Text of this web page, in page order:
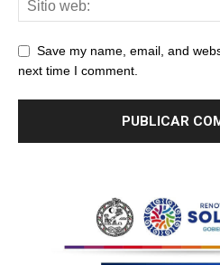
Save my name, email, and
next time I comment.